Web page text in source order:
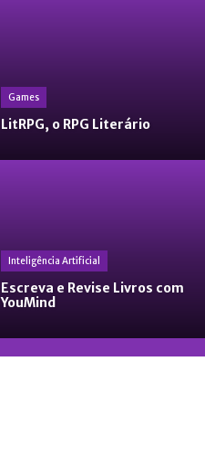
Games
LitRPG, o RPG Literário
Inteligência Artificial
Escreva e Revise Livros com
YouMind